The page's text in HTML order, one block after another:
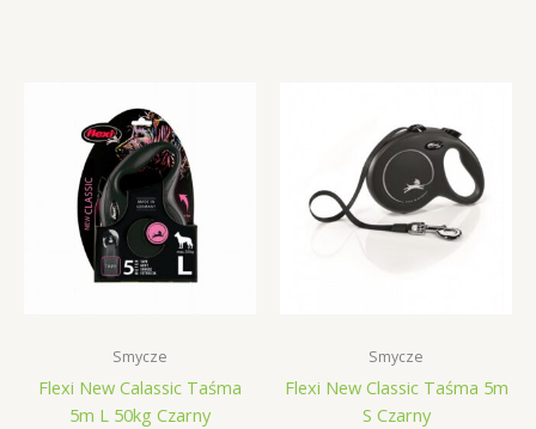
Smycze
Flexi New Calassic Taśma
5m L 50kg Czarny
Smycze
Flexi New Classic Taśma 5m
S Czarny